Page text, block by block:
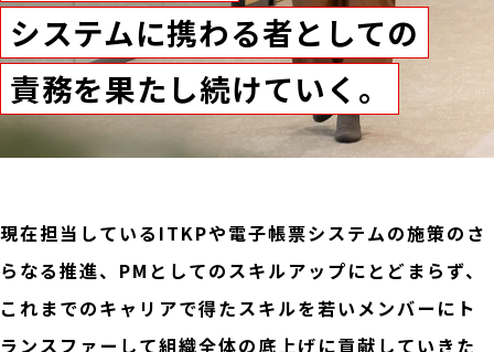
システムに携わる者としての
責務を果たし続けていく。
現在担当しているITKPや電子帳票システムの施策のさ
らなる推進、PMとしてのスキルアップにとどまらず、
これまでのキャリアで得たスキルを若いメンバーにト
ランスファーして組織全体の底上げに貢献していきた